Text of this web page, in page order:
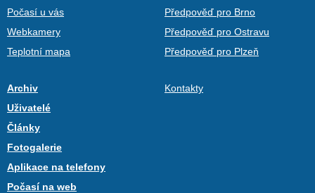
Počasí u vás
Webkamery
Teplotní mapa
Předpověď pro Brno
Předpověď pro Ostravu
Předpověď pro Plzeň
Archiv
Uživatelé
Články
Fotogalerie
Aplikace na telefony
Počasí na web
Kontakty